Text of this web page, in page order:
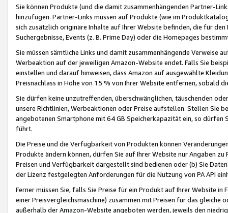
Sie können Produkte (und die damit zusammenhängenden Partner-
hinzufügen. Partner-Links müssen auf Produkte (wie im
sich zusätzlich originäre Inhalte auf Ihrer Website befinden, die für
Suchergebnisse, Events (z. B. Prime Day) oder die Homepages
Sie müssen sämtliche Links und damit zusammenhängende
Werbeaktion auf der jeweiligen Amazon-Website endet. Falls Sie
einstellen und darauf hinweisen, dass Amazon auf ausgewählte
Preisnachlass in Höhe von 15 % von Ihrer Website entfernen, sobald
Sie dürfen keine unzutreffenden, überschwänglichen, täuschenden
unsere Richtlinien, Werbeaktionen oder Preise aufstellen. Stellen Sie
angebotenen Smartphone mit 64 GB Speicherkapazität ein, so dürfen
führt.
Die Preise und die Verfügbarkeit von Produkten können
Produkte ändern können, dürfen Sie auf Ihrer Website nur Angaben
Preisen und Verfügbarkeit dargestellt sind bedienen oder (b) Sie
der Lizenz festgelegten Anforderungen für die Nutzung von PA API
Ferner müssen Sie, falls Sie Preise für ein Produkt auf Ihrer Website
einer Preisvergleichsmaschine) zusammen mit Preisen für das
außerhalb der Amazon-Website angeboten werden, jeweils den